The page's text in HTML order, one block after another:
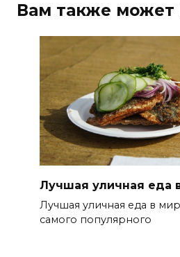
Вам также может
Лучшая уличная еда
Лучшая уличная еда в
самого популярного